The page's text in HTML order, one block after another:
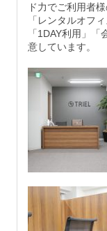
ド力でご利用者
「レンタルオフ
「1DAY利用」
意しています。